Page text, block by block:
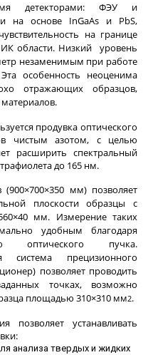
детекторами: ФЭУ и
на основе InGaAs и PbS,
на границе
области. Низкий уровень
незаменимым при работе
особенность неоценима
отражающих образцов,
продувка оптического
чистым азотом, с целью
расширить спектральный
до 165 нм.
мм) позволяет
плоскости образцы с
мм. Измерение таких
удобным благодаря
оптического пучка.
система прецизионного
позволяет проводить
точках, возможно
площадью 310×310 мм2.
позволяет устанавливать
анализа твердых и жидких